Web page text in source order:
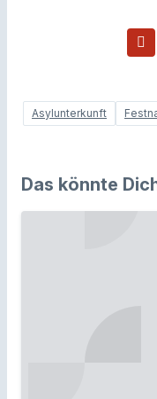
Asylunterkunft
Das könnte